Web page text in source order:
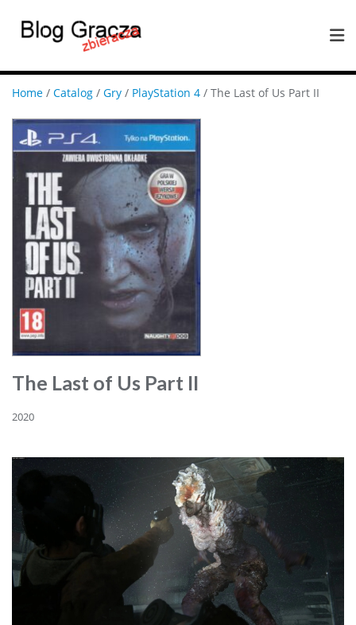
Home / Catalog / Gry / PlayStation 4 / The Last of Us Part II
The Last of Us Part II
2020